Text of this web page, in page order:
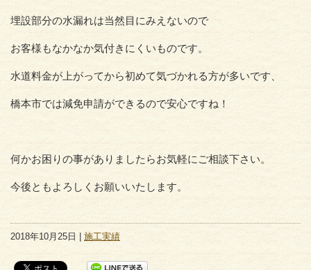
埋設部分の水漏れは当然目にみえないので
お客様もなかなか気付きにくいものです。
水道料金が上がってから初めて気づかれる方が多いです、
橋本市では減免申請ができるので安心ですね！
何かお困りの事がありましたらお気軽にご相談下さい。
今後ともよろしくお願いいたします。
2018年10月25日 | 施工実績